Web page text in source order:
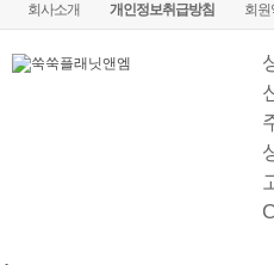
회사소개 개인정보취급방침 회원